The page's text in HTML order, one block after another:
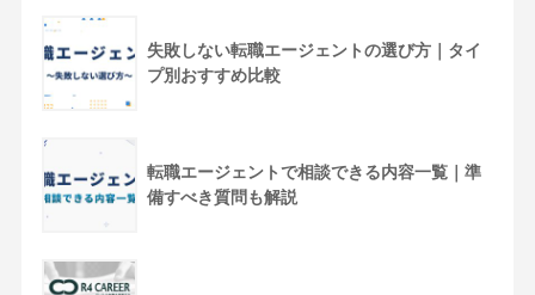
失敗しない転職エージェントの選び方｜タイ
プ別おすすめ比較
転職エージェントで相談できる内容一覧｜準
備すべき質問も解説